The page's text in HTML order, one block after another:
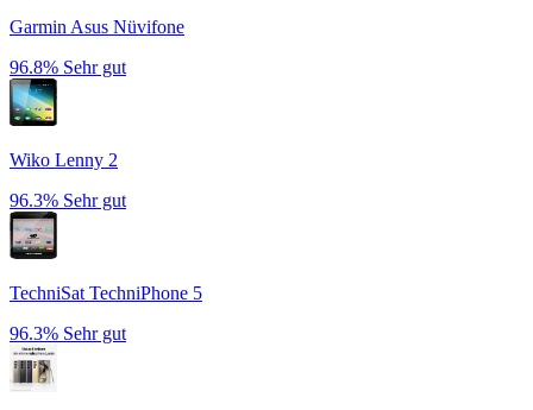
Garmin Asus Nüvifone
96.8% Sehr gut
Wiko Lenny 2
96.3% Sehr gut
TechniSat TechniPhone 5
96.3% Sehr gut